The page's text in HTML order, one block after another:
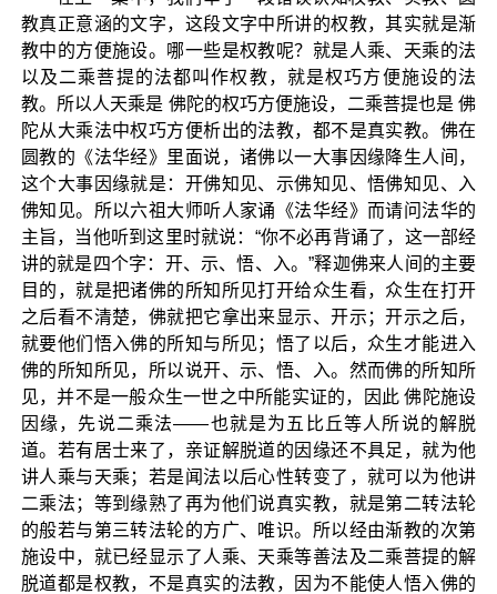
教真正意涵的文字，这段文字中所讲的权教，其实就是渐
教中的方便施设。哪一些是权教呢？就是人乘、天乘的法
以及二乘菩提的法都叫作权教，就是权巧方便施设的法
教。所以人天乘是 佛陀的权巧方便施设，二乘菩提也是 佛
陀从大乘法中权巧方便析出的法教，都不是真实教。佛在
圆教的《法华经》里面说，诸佛以一大事因缘降生人间，
这个大事因缘就是：开佛知见、示佛知见、悟佛知见、入
佛知见。所以六祖大师听人家诵《法华经》而请问法华的
主旨，当他听到这里时就说：“你不必再背诵了，这一部经
讲的就是四个字：开、示、悟、入。”释迦佛来人间的主要
目的，就是把诸佛的所知所见打开给众生看，众生在打开
之后看不清楚，佛就把它拿出来显示、开示；开示之后，
就要他们悟入佛的所知与所见；悟了以后，众生才能进入
佛的所知所见，所以说开、示、悟、入。然而佛的所知所
见，并不是一般众生一世之中所能实证的，因此 佛陀施设
因缘，先说二乘法——也就是为五比丘等人所说的解脱
道。若有居士来了，亲证解脱道的因缘还不具足，就为他
讲人乘与天乘；若是闻法以后心性转变了，就可以为他讲
二乘法；等到缘熟了再为他们说真实教，就是第二转法轮
的般若与第三转法轮的方广、唯识。所以经由渐教的次第
施设中，就已经显示了人乘、天乘等善法及二乘菩提的解
脱道都是权教，不是真实的法教，因为不能使人悟入佛的